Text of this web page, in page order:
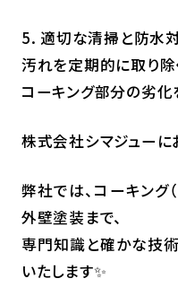
5. 適切な清掃と防水
汚れを定期的に取り除
コーキング部分の劣化
株式会社シマジューに
弊社では、コーキング
外壁塗装まで、
専門知識と確かな技
いたします✨